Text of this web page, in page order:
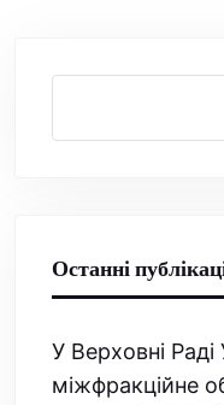
Останні
У Верховні
міжфракційне